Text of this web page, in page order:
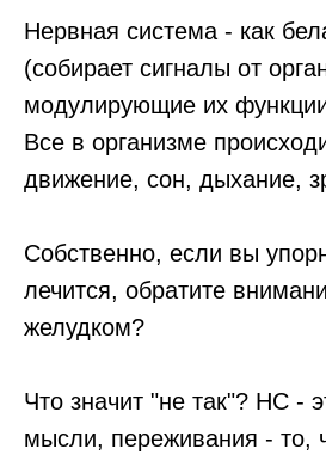
Нервная система - как
(собирает сигналы от
модулирующие их
Все в организме
движение, сон, дыхание,
Собственно, если вы
лечится, обратите
желудком?
Что значит "не так"? НС -
мысли, переживания - то,